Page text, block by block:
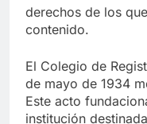
derechos de los
contenido.
El Colegio de
de mayo de 1934
Este acto
institución